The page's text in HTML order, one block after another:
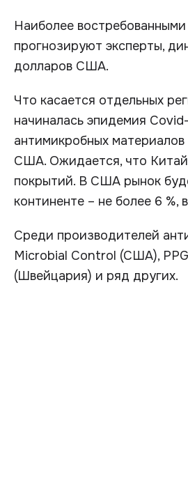
Наиболее
прогнозируют эксперты,
долларов США.
Что касается отдельных
начиналась эпидемия
антимикробных
США. Ожидается, что Китай
покрытий. В США рынок
континенте – не более 6
Среди производителей
Microbial Control (США),
(Швейцария) и ряд других.